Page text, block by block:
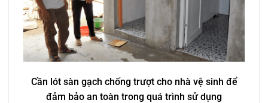
Cần lót sàn gạch chống trượt cho nhà vệ sinh để
đảm bảo an toàn trong quá trình sử dụng